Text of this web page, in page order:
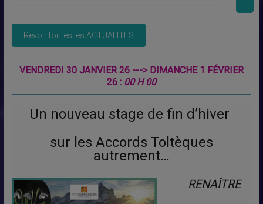
VENDREDI 30 JANVIER 26 ---> DIMANCHE 1 FÉVRIER
26 : 00 H 00
Un nouveau stage de fin d’hiver
sur les Accords Toltèques
autrement…
RENAÎTRE